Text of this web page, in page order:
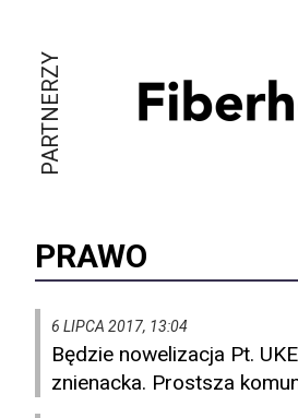
PARTNERZY
PRAWO
6 LIPCA 2017, 13:04
Będzie nowelizacja Pt.
znienacka. Prostsza